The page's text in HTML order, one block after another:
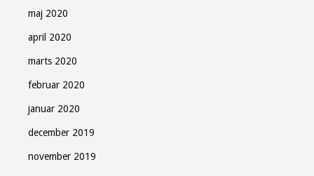
maj 2020
april 2020
marts 2020
februar 2020
januar 2020
december 2019
november 2019